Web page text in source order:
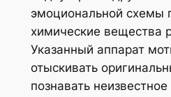
эмоциональной схемы
химические вещества
Указанный аппарат
отыскивать
познавать